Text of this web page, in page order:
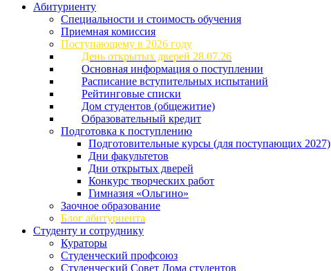
Абитуриенту
Специальности и стоимость обучения
Приемная комиссия
Поступающему в 2026 году
День открытых дверей 28.07.26
Основная информация о поступлении
Расписание вступительных испытаний
Рейтинговые списки
Дом студентов (общежитие)
Образовательный кредит
Подготовка к поступлению
Подготовительные курсы (для поступающих 2027)
Дни факультетов
Дни открытых дверей
Конкурс творческих работ
Гимназия «Ольгино»
Заочное образование
Блог абитуриента
Студенту и сотруднику
Кураторы
Студенческий профсоюз
Студенческий Совет Дома студентов